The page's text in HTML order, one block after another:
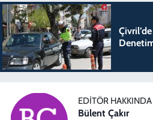
EDITÖR HAKKINDA
Bülent Çakır